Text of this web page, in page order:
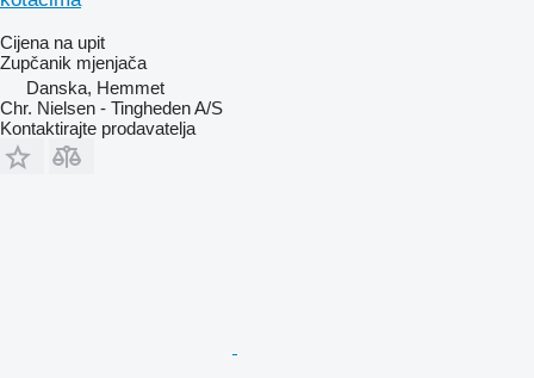
Cijena na upit
Zupčanik mjenjača
Danska, Hemmet
Chr. Nielsen - Tingheden A/S
Kontaktirajte prodavatelja